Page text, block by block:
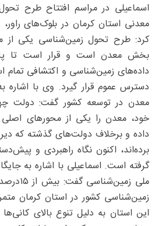
اسماعیلی در مراسم افتتاح طرح
معدنی استان کرمان در بلوک‌های
کرد: طرح تحول زمین‌شناسی یکی از
بخش معدن است و قرار است تا
داده‌های زمین‌شناسی و اکتشافی تمام
دسترس عموم قرار گیرد. وی با
معدن در توسعه‌ کشور گفت: دولت
خود، معدن را یکی از محورهای
داده و برخلاف دولت‌های گذشته که
برده‌اند، اکنون نگاه راهبردی و
گرفته است. اسماعیلی با اشاره به
ملی
زمین‌شناسی کشور در استان کرمان
این استان به دلیل تنوع بالای